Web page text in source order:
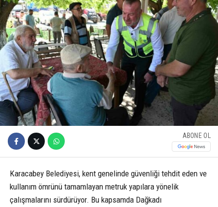
ABONE OL
Karacabey Belediyesi, kent genelinde güvenliği tehdit eden ve
kullanım ömrünü tamamlayan metruk yapılara yönelik
çalışmalarını sürdürüyor. Bu kapsamda Dağkadı